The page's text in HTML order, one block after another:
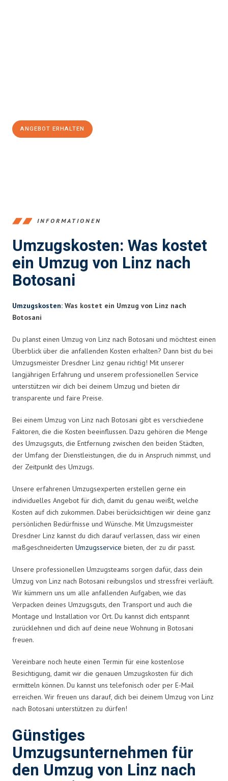
ANGEBOT ERHALTEN
INFORMATIONEN
Umzugskosten: Was kostet
ein Umzug von Linz nach
Botosani
Umzugskosten: Was kostet ein Umzug von Linz nach
Botosani
Du planst einen Umzug von Linz nach Botosani und möchtest einen
Überblick über die anfallenden Kosten erhalten? Dann bist du bei
Umzugsmeister Dresdner Linz genau richtig! Mit unserer
langjährigen Erfahrung und unserem professionellen Service
unterstützen wir dich bei deinem Umzug und bieten dir
transparente und faire Preise.
Bei einem Umzug von Linz nach Botosani gibt es verschiedene
Faktoren, die die Kosten beeinflussen. Dazu gehören die Menge
des Umzugsguts, die Entfernung zwischen den beiden Städten,
der Umfang der Dienstleistungen, die du in Anspruch nimmst, und
der Zeitpunkt des Umzugs.
Unsere erfahrenen Umzugsexperten erstellen gerne ein
individuelles Angebot für dich, damit du genau weißt, welche
Kosten auf dich zukommen. Dabei berücksichtigen wir deine ganz
persönlichen Bedürfnisse und Wünsche. Mit Umzugsmeister
Dresdner Linz kannst du dich darauf verlassen, dass wir einen
maßgeschneiderten Umzugsservice bieten, der zu dir passt.
Unsere professionellen Umzugsteams sorgen dafür, dass dein
Umzug von Linz nach Botosani reibungslos und stressfrei verläuft.
Wir kümmern uns um alle anfallenden Aufgaben, wie das
Verpacken deines Umzugsguts, den Transport und auch die
Montage und Installation vor Ort. Du kannst dich entspannt
zurücklehnen und dich auf deine neue Wohnung in Botosani
freuen.
Vereinbare noch heute einen Termin für eine kostenlose
Besichtigung, damit wir die genauen Umzugskosten für dich
ermitteln können. Du kannst uns telefonisch oder per E-Mail
erreichen. Wir freuen uns darauf, dich bei deinem Umzug von Linz
nach Botosani unterstützen zu dürfen!
Günstiges
Umzugsunternehmen für
den Umzug von Linz nach